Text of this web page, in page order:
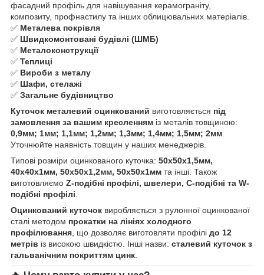
фасадний профіль для навішування керамограніту,
композиту, профнастилу та інших облицювальних матеріалів.
✅ Металева покрівля
✅ Швидкомонтовані будівлі (ШМБ)
✅ Металоконструкції
✅ Теплиці
✅ Вироби з металу
✅ Шафи, стелажі
✅ Загальне будівництво
Куточок металевий оцинкований виготовляється під
замовлення за вашим кресленням із металів товщиною:
0,9мм; 1мм; 1,1мм; 1,2мм; 1,3мм; 1,4мм; 1,5мм; 2мм.
Уточнюйте наявність товщин у наших менеджерів.
Типові розміри оцинкованого куточка: 50х50х1,5мм,
40х40х1мм, 50х50х1,2мм, 50х50х1мм та інші. Також
виготовляємо Z-подібні профілі, швелери, С-подібні та W-
подібні профілі.
Оцинкований куточок виробляється з рулонної оцинкованої
сталі методом прокатки на лініях холодного
профілювання, що дозволяє виготовляти профілі до 12
метрів із високою швидкістю. Інші назви: сталевий куточок з
гальванічним покриттям цинк.